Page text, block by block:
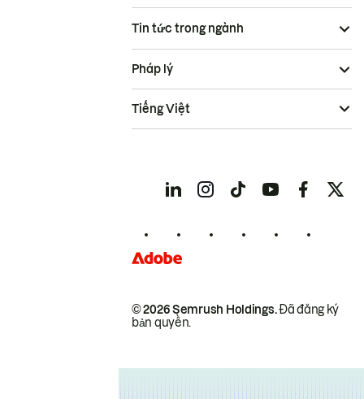
Tin tức trong ngành
© 2026 Semrush Holdings.Đã đăng ký
bản quyền.
Pháp lý
Tiếng Việt